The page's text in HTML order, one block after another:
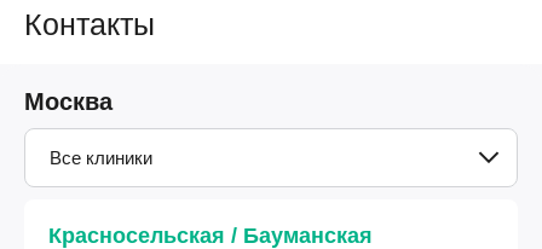
Контакты
Москва
Все клиники
Красносельская / Бауманская